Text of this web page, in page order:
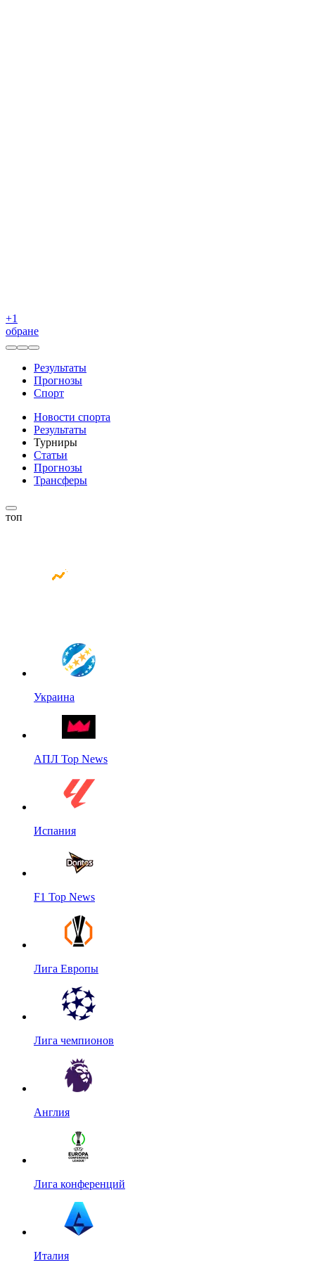
+1
обране
Результаты
Прогнозы
Спорт
Новости спорта
Результаты
Турниры
Статьи
Прогнозы
Трансферы
топ
Украина
АПЛ Top News
Испания
F1 Top News
Лига Европы
Лига чемпионов
Англия
Лига конференций
Италия